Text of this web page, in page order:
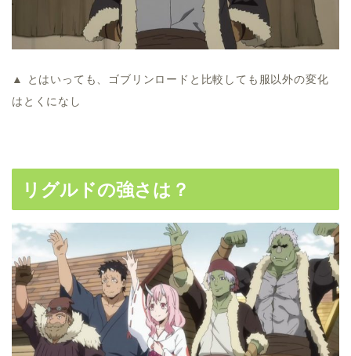
▲ とはいっても、ゴブリンロードと比較しても服以外の変化
はとくになし
リグルドの強さは？